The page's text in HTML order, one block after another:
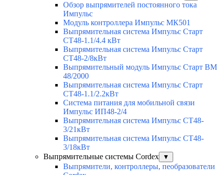
Обзор выпрямителей постоянного тока
Импульс
Модуль контроллера Импульс МК501
Выпрямительная система Импульс Старт
СТ48-1.1/4.4 кВт
Выпрямительная система Импульс Старт
СТ48-2/8кВт
Выпрямительный модуль Импульс Старт ВМ
48/2000
Выпрямительная система Импульс Старт
СТ48-1.1/2.2кВт
Система питания для мобильной связи
Импульс ИП48-2/4
Выпрямительная система Импульс СТ48-
3/21кВт
Выпрямительная система Импульс СТ48-
3/18кВт
Выпрямительные системы Cordex
▼
Выпрямители, контроллеры, пеобразователи